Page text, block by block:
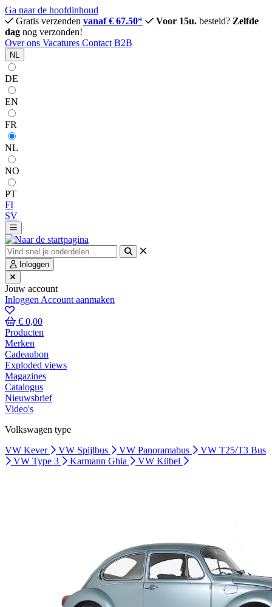
Ga naar de hoofdinhoud
Gratis verzenden vanaf € 67.50* Voor 15u. besteld? Zelfde
dag nog verzonden!
Over ons Vacatures Contact B2B
NL
DE
EN
FR
NL
NO
PT
FI
SV
Inloggen
Jouw account
Inloggen Account aanmaken
€ 0,00
Producten
Merken
Cadeaubon
Exploded views
Magazines
Catalogus
Nieuwsbrief
Video's
Volkswagen type
VW Kever
VW Spijlbus VW Panoramabus
VW T25/T3 Bus
VW Type 3
Karmann Ghia VW Kübel